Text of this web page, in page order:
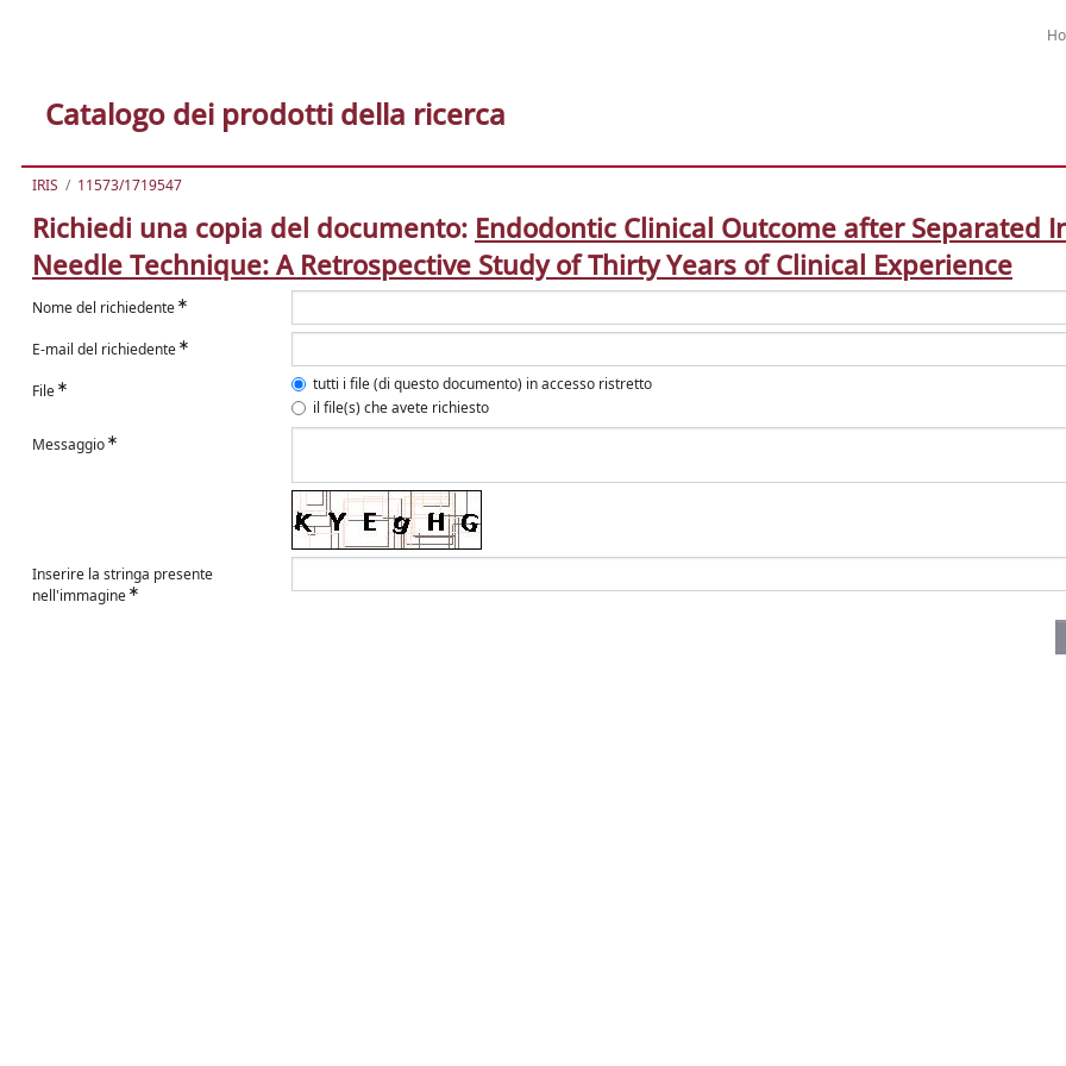
Catalogo dei prodotti della ricerca
IRIS 11573/1719547
Richiedi una copia del documento: Endodontic Clinical Outcome after Separated
Needle Technique: A Retrospective Study of Thirty Years of Clinical Experience
Nome del richiedente
E-mail del richiedente
File
tutti i file (di questo documento) in accesso ristretto
il file(s) che avete richiesto
Messaggio
Inserire la stringa presente
nell'immagine